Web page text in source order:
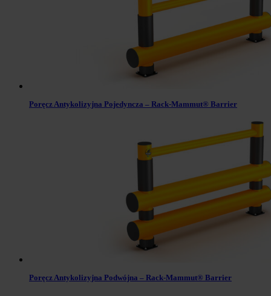
Poręcz Antykolizyjna Pojedyncza – Rack-Mammut® Barrier
Poręcz Antykolizyjna Podwójna – Rack-Mammut® Barrier